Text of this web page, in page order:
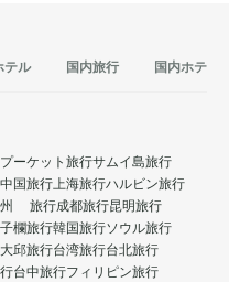
テル 国内旅行 国内ホテル
プーケット旅行サムイ島旅行
中国旅行上海旅行ハルビン旅行
州 旅行成都旅行昆明旅行
欄旅行韓国旅行ソウル旅行
大邱旅行台湾旅行台北旅行
台中旅行フィリピン旅行